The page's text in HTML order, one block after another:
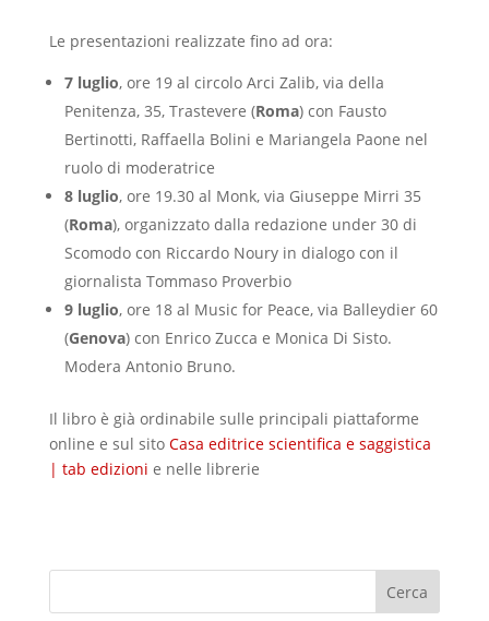
Le presentazioni realizzate fino ad ora:
7 luglio, ore 19 al circolo Arci Zalib, via della
Penitenza, 35, Trastevere (Roma) con Fausto
Bertinotti, Raffaella Bolini e Mariangela Paone nel
ruolo di moderatrice
8 luglio, ore 19.30 al Monk, via Giuseppe Mirri 35
(Roma), organizzato dalla redazione under 30 di
Scomodo con Riccardo Noury in dialogo con il
giornalista Tommaso Proverbio
9 luglio, ore 18 al Music for Peace, via Balleydier 60
(Genova) con Enrico Zucca e Monica Di Sisto.
Modera Antonio Bruno.
Il libro è già ordinabile sulle principali piattaforme
online e sul sito Casa editrice scientifica e saggistica
| tab edizioni e nelle librerie